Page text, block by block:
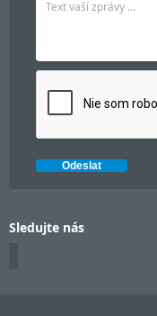
Sledujte nás